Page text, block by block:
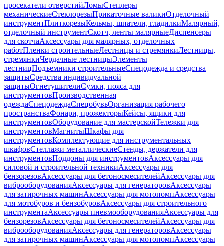
просекатели отверстийЛомыСтеплеры
механическиеСтеклорезыПрикаточные валикиОтделочный
инструментПлиткорезыКельмы, шпатели, гладилкиМалярный,
отделочный инструментСкотч, ленты малярныеДиспенсеры
для скотчаАксессуары для малярных, отделочных
работПленки строительныеЛестницы и стремянкиЛестницы,
стремянкиЧердачные лестницыЭлементы
лестницПодъемники строительныеСпецодежда и средства
защитыСредства индивидуальной
защитыОгнетушителиСумки, пояса для
инструментовПроизводственная
одеждаСпецодеждаСпецобувьОрганизация рабочего
пространстваФонари, прожекторыКейсы, ящики для
инструментовОборудование для мастерскойТележки для
инструментовМагнитыШкафы для
инструментовКомплектующие для инструментальных
шкафовСтеллажи металлическиеСтенды, держатели для
инструментовПоддоны для инструментовАксессуары для
силовой и строительной техникиАксессуары для
бензорезовАксессуары для бетоносмесителейАксессуары для
виброоборудованияАксессуары для генераторовАксессуары
для затирочных машинАксессуары для мотопомпАксессуары
для мотобуров и бензобуровАксессуары для строительного
инструментаАксессуары пневмооборудованияАксессуары для
бензорезовАксессуары для бетоносмесителейАксессуары для
виброоборудованияАксессуары для генераторовАксессуары
для затирочных машинАксессуары для мотопомпАксессуары